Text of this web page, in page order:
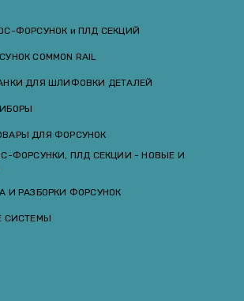
ФОРСУНОК и ПЛД СЕКЦИЙ
COMMON RAIL
ДЛЯ ШЛИФОВКИ ДЕТАЛЕЙ
ДЛЯ ФОРСУНОК
ФОРСУНКИ, ПЛД СЕКЦИИ - НОВЫЕ И
И РАЗБОРКИ ФОРСУНОК
СИСТЕМЫ